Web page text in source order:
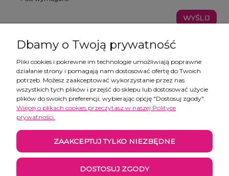
WYŚLIJ
Pomoc
Moje konto
Płatności i dostawa
Dbamy o Twoją prywatność
Pliki cookies i pokrewne im technologie umożliwiają poprawne
działanie strony i pomagają nam dostosować ofertę do Twoich
potrzeb. Możesz zaakceptować wykorzystanie przez nas
wszystkich tych plików i przejść do sklepu lub dostosować użycie
plików do swoich preferencji, wybierając opcję "Dostosuj zgody".
Więcej o plikach cookies przeczytasz w naszej Polityce
prywatności.
ZAAKCEPTUJ TYLKO NIEZBĘDNE
DOSTOSUJ ZGODY